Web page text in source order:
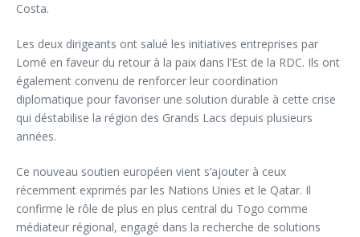
Costa.
Les deux dirigeants ont salué les initiatives entreprises par
Lomé en faveur du retour à la paix dans l’Est de la RDC. Ils ont
également convenu de renforcer leur coordination
diplomatique pour favoriser une solution durable à cette crise
qui déstabilise la région des Grands Lacs depuis plusieurs
années.
Ce nouveau soutien européen vient s’ajouter à ceux
récemment exprimés par les Nations Unies et le Qatar. Il
confirme le rôle de plus en plus central du Togo comme
médiateur régional, engagé dans la recherche de solutions